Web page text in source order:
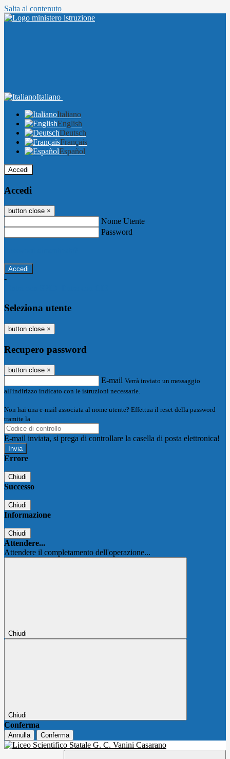
Salta al contenuto
Italiano
Italiano
English
Deutsch
Français
Español
Accedi
Accedi
button close ×
Nome Utente
Password
-
Seleziona utente
button close ×
Recupero password
button close ×
E-mail Verrà inviato un messaggio
all'indirizzo indicato con le istruzioni necessarie.
Non hai una e-mail associata al nome utente? Effettua il reset della password
tramite la
E-mail inviata, si prega di controllare la casella di posta elettronica!
Errore
Chiudi
Successo
Chiudi
Informazione
Chiudi
Attendere...
Attendere il completamento dell'operazione...
Chiudi
Chiudi
Conferma
Annulla Conferma